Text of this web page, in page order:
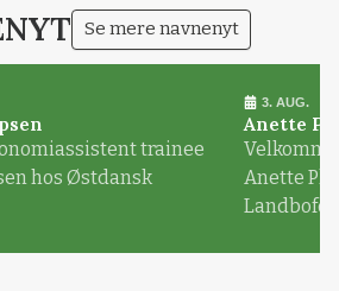
Se mere navnenyt
trainee
hos Østdansk
3. AUG.
Anette
Anette